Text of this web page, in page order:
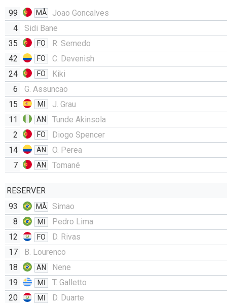
99 MÅ
Joao Goncalves
4
Sidi Bane
35
FO
R. Semedo
42
FO
C. Devenish
24
FO
Kiki
6
G. Assuncao
15
MI
J. Grau
11
AN
Tunde Akinsola
2
FO
Diogo Spencer
14
AN
O. Perea
7
AN Tomané
RESERVER
93
MÅ
Simao
8
MI
Pedro Lima
12
FO
D. Rivas
17
B. Lourenco
18
AN
Nene
19
MI
T. Galletto
20
MI
D. Duarte